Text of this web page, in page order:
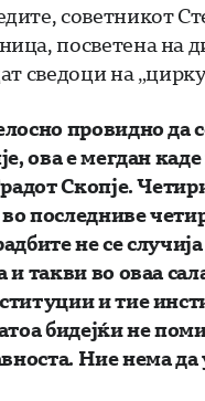
советникот
посветена на
сведоци на
провидно да
ова е мегдан
Скопје.
во последниве
не се
такви во оваа
и тие
бидејќи не
Ние нема